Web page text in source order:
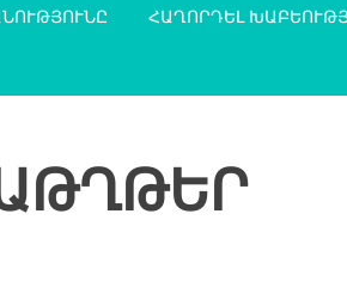
ՀԱՂՈՐԴԵԼ